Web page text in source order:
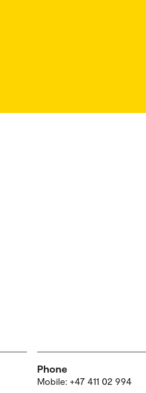
Phone
Mobile: +47 411 02 994